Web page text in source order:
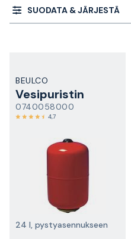
SUODATA & JÄRJESTÄ
BEULCO
Vesipuristin
0740058000
4,7
24 l, pystyasennukseen